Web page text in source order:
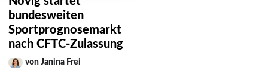
bundesweiten
Sportprognosemarkt
nach CFTC-Zulassung
von Janina Frei